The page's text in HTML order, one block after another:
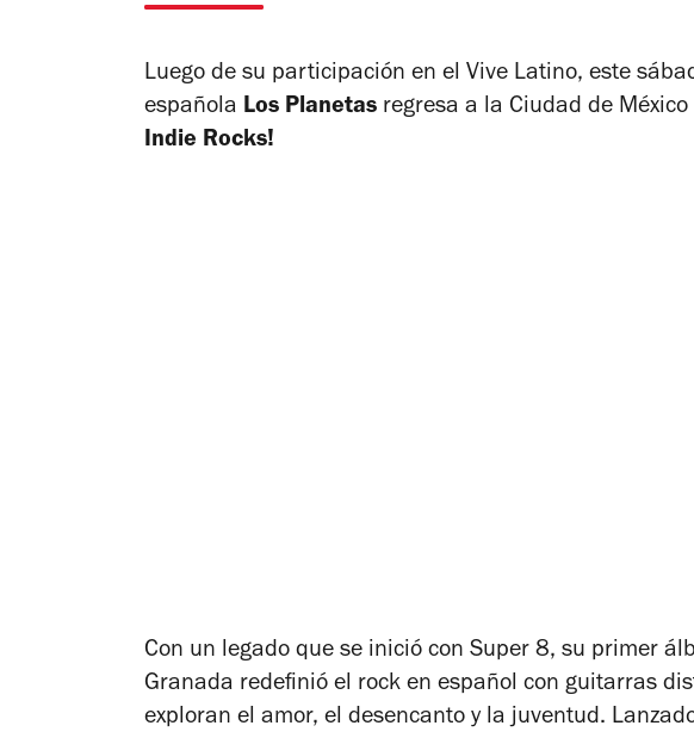
Luego de su participación en el Vive Latino, este
española Los Planetas regresa a la Ciudad de
Indie Rocks!
Con un legado que se inició con Super 8, su primer
Granada redefinió el rock en español con guitarras
exploran el amor, el desencanto y la juventud.